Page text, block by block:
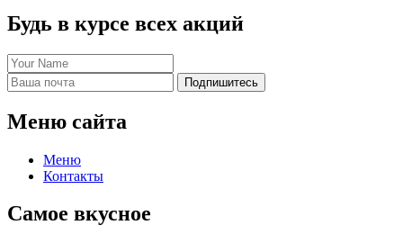
Будь в курсе всех акций
Подпишитесь
Меню сайта
Меню
Контакты
Самое вкусное